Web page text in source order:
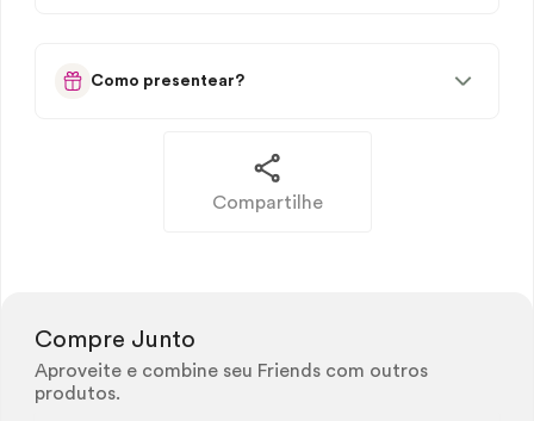
Como presentear?
Compartilhe
Compre Junto
Aproveite e combine seu Friends com outros
produtos.